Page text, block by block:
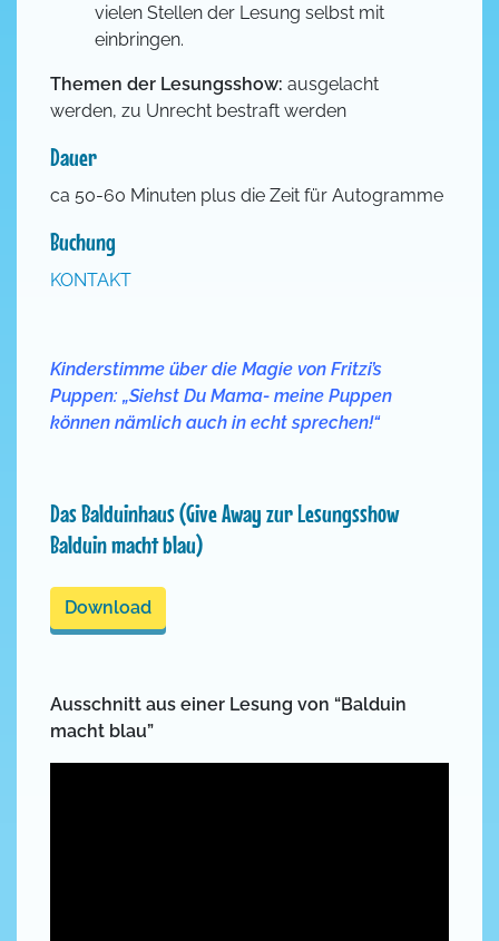
vielen Stellen der Lesung selbst mit
einbringen.
Themen der Lesungsshow: ausgelacht
werden, zu Unrecht bestraft werden
Dauer
ca 50-60 Minuten plus die Zeit für Autogramme
Buchung
KONTAKT
Kinderstimme über die Magie von Fritzi’s
Puppen: „Siehst Du Mama- meine Puppen
können nämlich auch in echt sprechen!“
Das Balduinhaus (Give Away zur Lesungsshow
Balduin macht blau)
Download
Ausschnitt aus einer Lesung von “Balduin
macht blau”